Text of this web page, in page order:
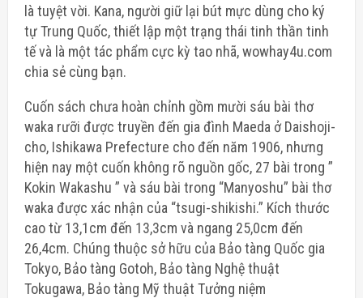
là tuyệt vời. Kana, người giữ lại bút mực dùng cho ký
tự Trung Quốc, thiết lập một trạng thái tinh thần tinh
tế và là một tác phẩm cực kỳ tao nhã, wowhay4u.com
chia sẻ cùng bạn.
Cuốn sách chưa hoàn chỉnh gồm mười sáu bài thơ
waka rưỡi được truyền đến gia đình Maeda ở Daishoji-
cho, Ishikawa Prefecture cho đến năm 1906, nhưng
hiện nay một cuốn không rõ nguồn gốc, 27 bài trong ”
Kokin Wakashu ” và sáu bài trong “Manyoshu” bài thơ
waka được xác nhận của “tsugi-shikishi.” Kích thước
cao từ 13,1cm đến 13,3cm và ngang 25,0cm đến
26,4cm. Chúng thuộc sở hữu của Bảo tàng Quốc gia
Tokyo, Bảo tàng Gotoh, Bảo tàng Nghệ thuật
Tokugawa, Bảo tàng Mỹ thuật Tưởng niệm